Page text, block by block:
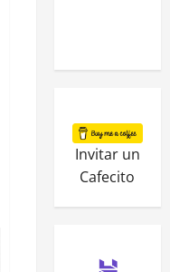
Invitar un
Cafecito